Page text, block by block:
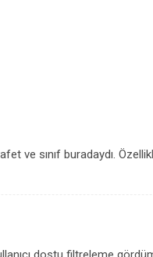
ve sınıf buradaydı.